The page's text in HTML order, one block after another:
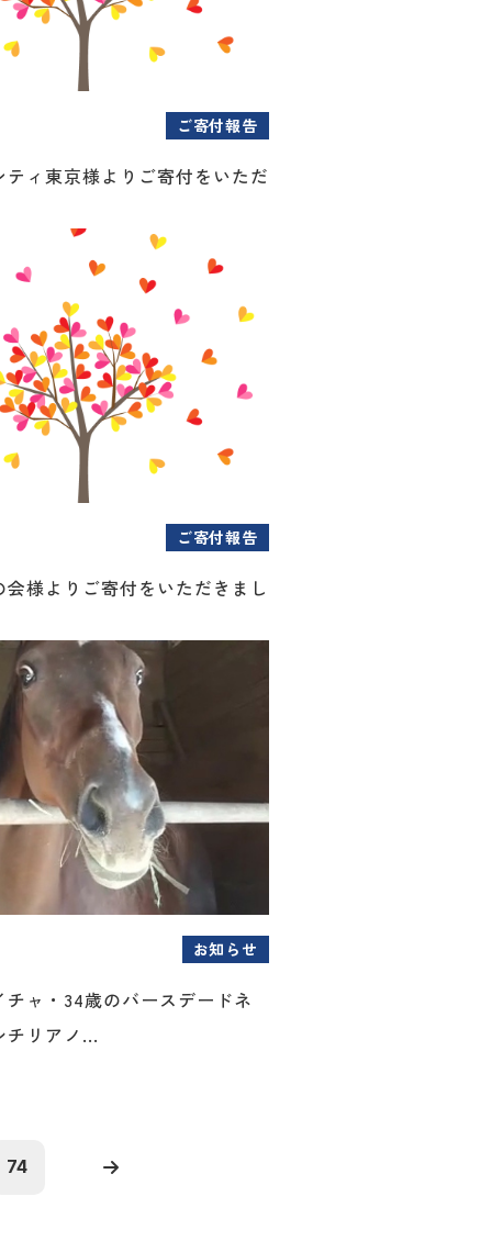
ご寄付報告
ティ東京様よりご寄付をいただ
ご寄付報告
様よりご寄付をいただきまし
お知らせ
チャ・34歳のバースデードネ
チリアノ...
74